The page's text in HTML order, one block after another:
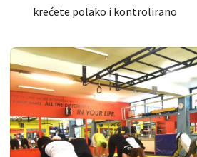
krećete polako i kontrolirano